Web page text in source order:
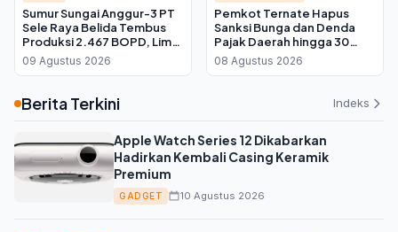
Sumur Sungai Anggur-3 PT
Sele Raya Belida Tembus
Produksi 2.467 BOPD, Lima
Kali Lipat dari Target
09 Agustus 2026
Pemkot Ternate Hapus
Sanksi Bunga dan Denda
Pajak Daerah hingga 30
September 2026, Cukup
Bayar Pokok
08 Agustus 2026
Berita Terkini Indeks
Apple Watch Series 12 Dikabarkan
Hadirkan Kembali Casing Keramik
Premium
GADGET 10 Agustus 2026